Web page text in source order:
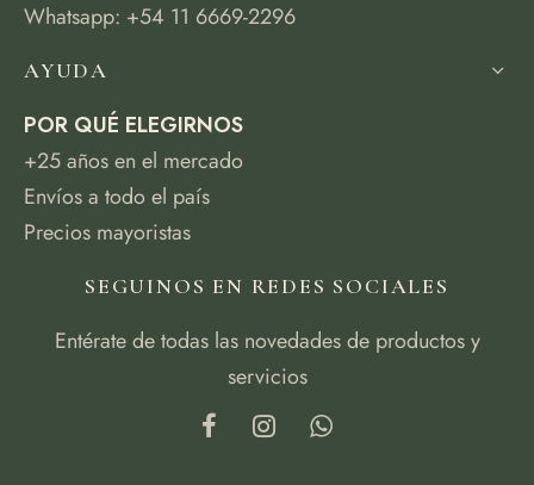
Whatsapp: +54 11 6669-2296
AYUDA
POR QUÉ ELEGIRNOS
+25 años en el mercado
Envíos a todo el país
Precios mayoristas
SEGUINOS EN REDES SOCIALES
Entérate de todas las novedades de productos y
servicios